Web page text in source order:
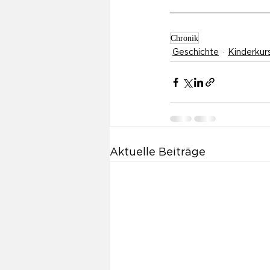
Chronik
Geschichte
Aktuelle Beiträge